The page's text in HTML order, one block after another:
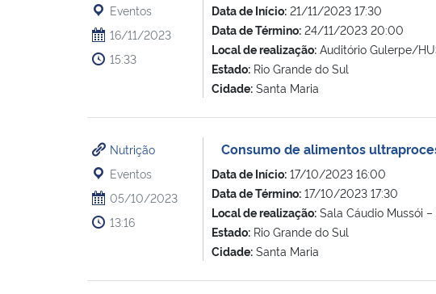
Eventos
16/11/2023
15:33
Data de Início:21/11/2023 17:30
Data de Término:24/11/2023 20:00
Local de realização:Auditório Gulerpe/
Estado:Rio Grande do Sul
Cidade:Santa Maria
Nutrição
Eventos
05/10/2023
13:16
Consumo de alimentos
Data de Início:17/10/2023 16:00
Data de Término:17/10/2023 17:30
Local de realização:Sala Cáudio Mussói –
Estado:Rio Grande do Sul
Cidade:Santa Maria